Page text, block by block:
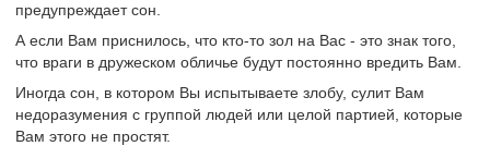
предупреждает сон.
А если Вам приснилось, что кто-то зол на Вас - это знак того,
что враги в дружеском обличье будут постоянно вредить Вам.
Иногда сон, в котором Вы испытываете злобу, сулит Вам
недоразумения с группой людей или целой партией, которые
Вам этого не простят.